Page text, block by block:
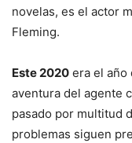
novelas, es el actor
Fleming.
Este 2020 era el año
aventura del agente
pasado por multitud
problemas siguen